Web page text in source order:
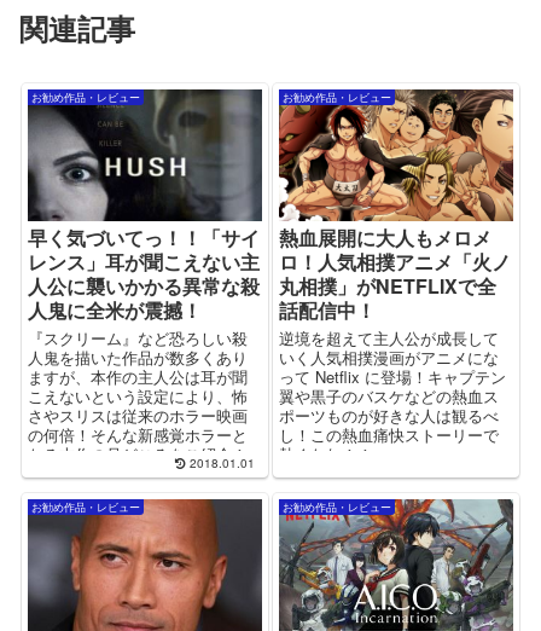
関連記事
お勧め作品・レビュー
早く気づいてっ！！「サイ
レンス」耳が聞こえない主
人公に襲いかかる異常な殺
人鬼に全米が震撼！
『スクリーム』など恐ろしい殺
人鬼を描いた作品が数多くあり
ますが、本作の主人公は耳が聞
こえないという設定により、怖
さやスリスは従来のホラー映画
の何倍！そんな新感覚ホラーと
なる本作の見どころをご紹介！
2018.01.01
お勧め作品・レビュー
熱血展開に大人もメロメ
ロ！人気相撲アニメ「火ノ
丸相撲」がNETFLIXで全
話配信中！
逆境を超えて主人公が成長して
いく人気相撲漫画がアニメにな
って Netflix に登場！キャプテン
翼や黒子のバスケなどの熱血ス
ポーツものが好きな人は観るべ
し！この熱血痛快ストーリーで
熱くなれ！！
お勧め作品・レビュー お勧め作品・レビュー